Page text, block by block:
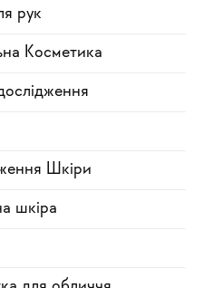
рук
Косметика
Шкіри
шкіра